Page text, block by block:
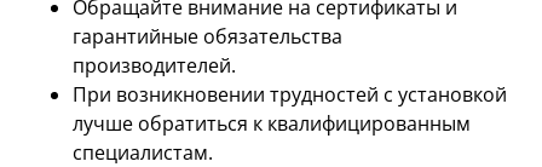
Обращайте внимание на сертификаты и
гарантийные обязательства
производителей.
При возникновении трудностей с установкой
лучше обратиться к квалифицированным
специалистам.